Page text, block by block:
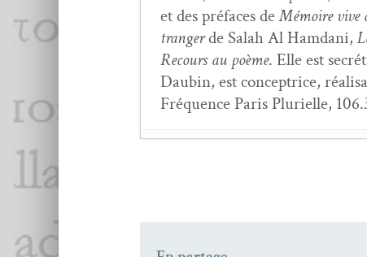
et des pré­faces deMémoire vive
trangerde Salah Al Ham­dani,
Recours au poème. Elle est
Daubin, est con­cep­trice,
Fréquence Paris Plurielle,